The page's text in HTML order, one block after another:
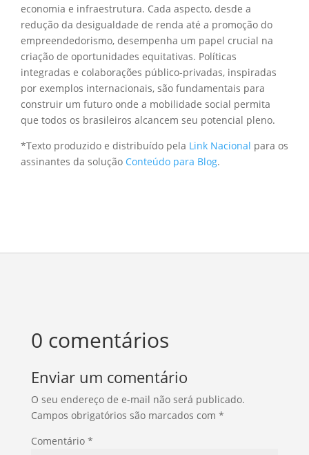
economia e infraestrutura. Cada aspecto, desde a
redução da desigualdade de renda até a promoção do
empreendedorismo, desempenha um papel crucial na
criação de oportunidades equitativas. Políticas
integradas e colaborações público-privadas, inspiradas
por exemplos internacionais, são fundamentais para
construir um futuro onde a mobilidade social permita
que todos os brasileiros alcancem seu potencial pleno.
*Texto produzido e distribuído pela Link Nacional para os
assinantes da solução Conteúdo para Blog.
0 comentários
Enviar um comentário
O seu endereço de e-mail não será publicado.
Campos obrigatórios são marcados com *
Comentário *